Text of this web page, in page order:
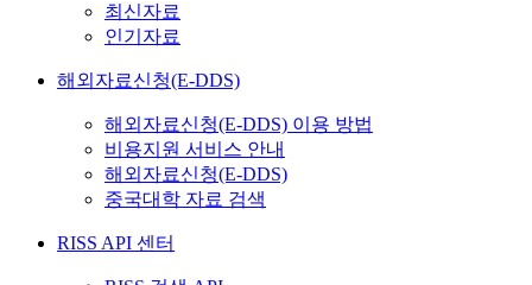
최신자료
인기자료
해외자료신청(E-DDS)
해외자료신청(E-DDS) 이용 방법
비용지원 서비스 안내
해외자료신청(E-DDS)
중국대학 자료 검색
RISS API 센터